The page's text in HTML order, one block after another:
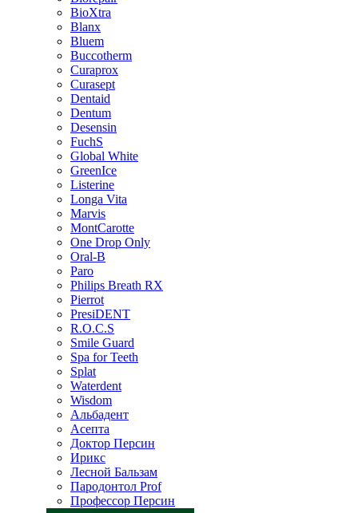
BioXtra
Blanx
Bluem
Buccotherm
Curaprox
Curasept
Dentaid
Dentum
Desensin
FuchS
Global White
GreenIce
Listerine
Longa Vita
Marvis
MontCarotte
One Drop Only
Oral-B
Paro
Philips Breath RX
Pierrot
PresiDENT
R.O.C.S
Smile Guard
Spa for Teeth
Splat
Waterdent
Wisdom
Альбадент
Асепта
Доктор Персин
Ирикс
Лесной Бальзам
Пародонтол Prof
Профессор Персин